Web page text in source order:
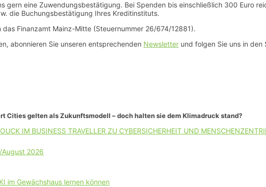
gern eine Zuwendungsbestätigung. Bei Spenden bis einschließlich 300 Euro
die Buchungsbestätigung Ihres Kreditinstituts.
Finanzamt Mainz-Mitte (Steuernummer 26/674/12881).
abonnieren Sie unseren entsprechenden Newsletter und folgen Sie uns in den
Cities gelten als Zukunftsmodell – doch halten sie dem Klimadruck stand?
IM BUSINESS TRAVELLER ZU CYBERSICHERHEIT UND
im Gewächshaus lernen können